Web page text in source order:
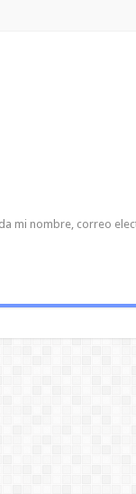
mi nombre, correo